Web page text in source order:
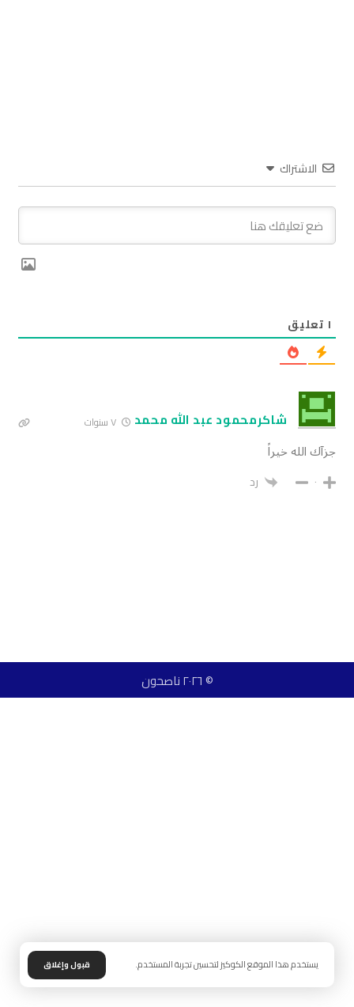
الاشتراك
١ تعليق
شاكرمحمود عبد الله محمد ٧ سنوات
جزآك الله خيراً
٠ رد
© ٢٠٢٦ ناصحون
يستخدم هذا الموقع الكوكيز لتحسين تجربة المستخدم. قبول وإغلاق